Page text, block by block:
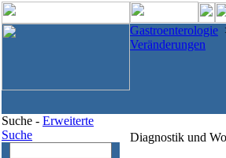
Gastroenterologie
Veränderungen
Suche - Erweiterte
Suche
Diagnostik und